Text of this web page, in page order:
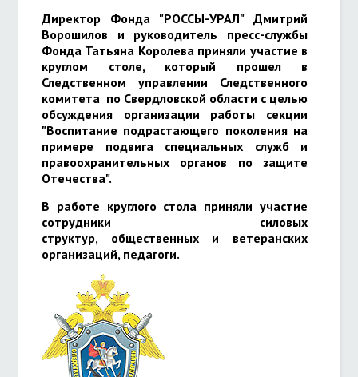
Директор Фонда "РОССЫ-УРАЛ" Дмитрий
Ворошилов и руководитель пресс-службы
Фонда Татьяна Королева приняли участие в
круглом столе, который прошел в
Следственном управлении Следственного
комитета по Свердловской области с целью
обсуждения организации работы секции
"Воспитание подрастающего поколения на
примере подвига специальных служб и
правоохранительных органов по защите
Отечества".
В работе круглого стола приняли участие
сотрудники силовых
структур, общественных и ветеранских
организаций, педагоги.